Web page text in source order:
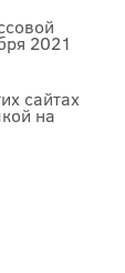
2021
сайтах
на